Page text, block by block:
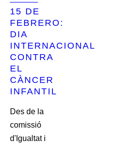
15 DE
FEBRERO:
DIA
INTERNACIONAL
CONTRA
EL
CÀNCER
INFANTIL
Des de la
comissió
d'Igualtat i